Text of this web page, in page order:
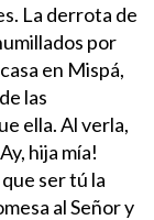
La derrota de
por
en Mispá,
las
ella. Al verla,
hija mía!
ser tú la
al Señor y